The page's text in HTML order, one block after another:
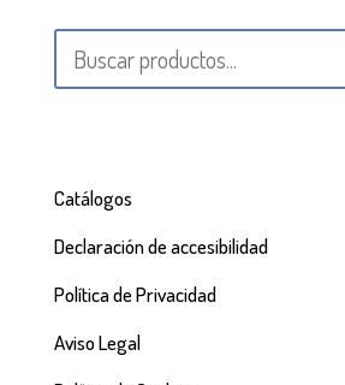
Catálogos
Declaración de accesibilidad
Política de Privacidad
Aviso Legal